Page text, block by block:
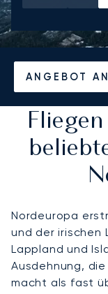
ANGEBOT
Nordeuropa
und der irischen
Lappland und
Ausdehnung,
macht als fast